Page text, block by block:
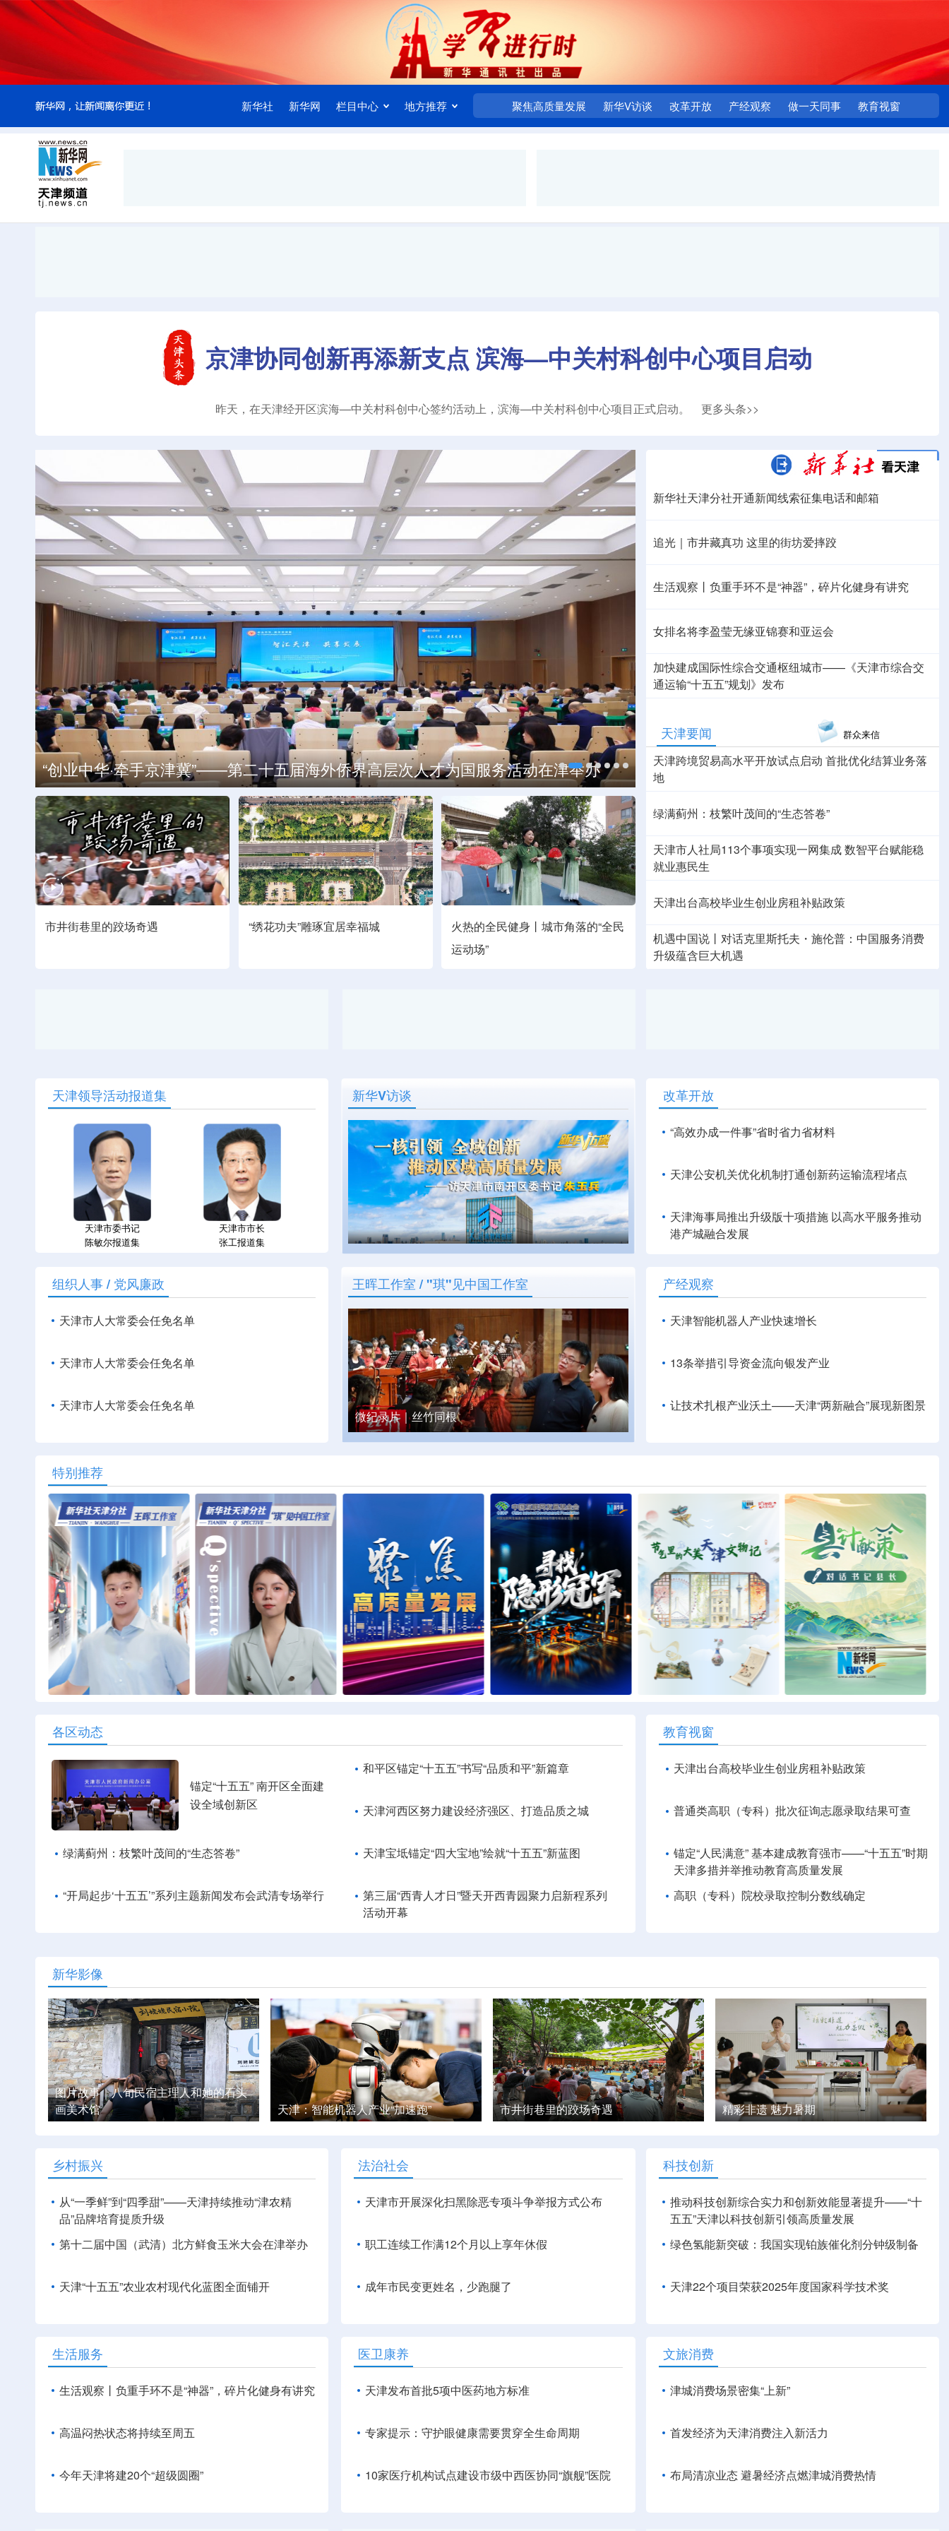
新华社 新华网 栏目中心 地方推荐 聚焦高质量发展 新华V访谈 改革开放 产经观察 做一天同事 教育视窗
京津协同创新再添新支点 滨海—中关村科创中心项目启动
昨天，在天津经开区滨海—中关村科创中心签约活动上，滨海—中关村科创中心项目正式启动。 更多头条>>
长图海报・图说消费｜体验经济 焕发津城文旅新活力
节气里的大美天津・文物记丨立秋：渔樵凝泥塑 秋风启丰收
“创业中华·牵手京津冀”——第二十五届海外侨界高层次人才为国服务活动在津举办
市井街巷里的跤场奇遇 “绣花功夫”雕琢宜居幸福城
火热的全民健身丨城市角落的“全民
运动场”
新华社天津分社开通新闻线索征集电话和邮箱
追光｜市井藏真功 这里的街坊爱摔跤
生活观察丨负重手环不是“神器”，碎片化健身有讲究
女排名将李盈莹无缘亚锦赛和亚运会
加快建成国际性综合交通枢纽城市——《天津市综合交
通运输“十五五”规划》发布
天津要闻 群众来信
天津跨境贸易高水平开放试点启动 首批优化结算业务落
地
绿满蓟州：枝繁叶茂间的“生态答卷”
天津市人社局113个事项实现一网集成 数智平台赋能稳
就业惠民生
天津出台高校毕业生创业房租补贴政策
机遇中国说丨对话克里斯托夫・施伦普：中国服务消费
升级蕴含巨大机遇
天津领导活动报道集
天津市委书记
陈敏尔报道集
天津市市长
张工报道集
新华V访谈 改革开放
“高效办成一件事”省时省力省材料
天津公安机关优化机制打通创新药运输流程堵点
天津海事局推出升级版十项措施 以高水平服务推动
港产城融合发展
组织人事/ 党风廉政
天津市人大常委会任免名单
天津市人大常委会任免名单
天津市人大常委会任免名单
王晖工作室 / "琪"见中国工作室
微纪录片｜丝竹同根
产经观察
天津智能机器人产业快速增长
13条举措引导资金流向银发产业
让技术扎根产业沃土——天津“两新融合”展现新图景
特别推荐
各区动态
锚定“十五五” 南开区全面建
设全域创新区
绿满蓟州：枝繁叶茂间的“生态答卷”
“开局起步‘十五五’”系列主题新闻发布会武清专场举行
和平区锚定“十五五”书写“品质和平”新篇章
天津河西区努力建设经济强区、打造品质之城
天津宝坻锚定“四大宝地”绘就“十五五”新蓝图
第三届“西青人才日”暨天开西青园聚力启新程系列
活动开幕
教育视窗
天津出台高校毕业生创业房租补贴政策
普通类高职（专科）批次征询志愿录取结果可查
锚定“人民满意” 基本建成教育强市——“十五五”时期
天津多措并举推动教育高质量发展
高职（专科）院校录取控制分数线确定
新华影像
天津：智能机器人产业“加速跑”
市井街巷里的跤场奇遇 精彩非遗 魅力暑期 天津：“石头村”里享惬意时光
乡村振兴
从“一季鲜”到“四季甜”——天津持续推动“津农精
品”品牌培育提质升级
第十二届中国（武清）北方鲜食玉米大会在津举办
天津“十五五”农业农村现代化蓝图全面铺开
法治社会
天津市开展深化扫黑除恶专项斗争举报方式公布
职工连续工作满12个月以上享年休假
成年市民变更姓名，少跑腿了
科技创新
推动科技创新综合实力和创新效能显著提升——“十
五五”天津以科技创新引领高质量发展
绿色氢能新突破：我国实现铂族催化剂分钟级制备
天津22个项目荣获2025年度国家科学技术奖
生活服务
生活观察丨负重手环不是“神器”，碎片化健身有讲究
高温闷热状态将持续至周五
今年天津将建20个“超级圆圈”
医卫康养
天津发布首批5项中医药地方标准
专家提示：守护眼健康需要贯穿全生命周期
10家医疗机构试点建设市级中西医协同“旗舰”医院
文旅消费
津城消费场景密集“上新”
首发经济为天津消费注入新活力
布局清凉业态 避暑经济点燃津城消费热情